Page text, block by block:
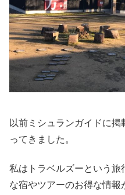
以前ミシュランガイドに掲
ってきました。
私はトラベルズーという旅
な宿やツアーのお得な情